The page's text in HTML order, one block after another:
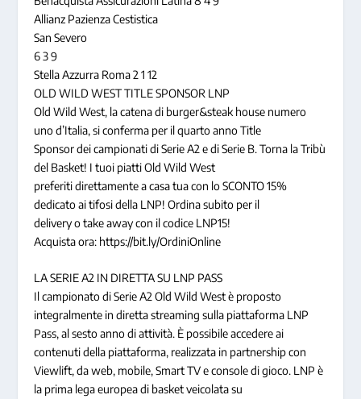
Allianz Pazienza Cestistica
San Severo
6 3 9
Stella Azzurra Roma 2 1 12
OLD WILD WEST TITLE SPONSOR LNP
Old Wild West, la catena di burger&steak house numero
uno d’Italia, si conferma per il quarto anno Title
Sponsor dei campionati di Serie A2 e di Serie B. Torna la Tribù
del Basket! I tuoi piatti Old Wild West
preferiti direttamente a casa tua con lo SCONTO 15%
dedicato ai tifosi della LNP! Ordina subito per il
delivery o take away con il codice LNP15!
Acquista ora: https://bit.ly/OrdiniOnline
LA SERIE A2 IN DIRETTA SU LNP PASS
Il campionato di Serie A2 Old Wild West è proposto
integralmente in diretta streaming sulla piattaforma LNP
Pass, al sesto anno di attività. È possibile accedere ai
contenuti della piattaforma, realizzata in partnership con
Viewlift, da web, mobile, Smart TV e console di gioco. LNP è
la prima lega europea di basket veicolata su